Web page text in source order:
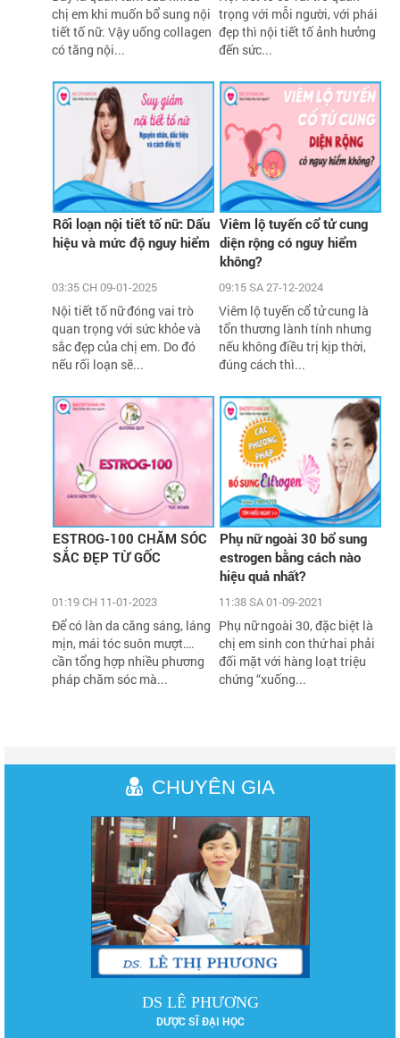
chị em khi muốn bổ sung nội
tiết tố nữ. Vậy uống collagen
có tăng nội...
trọng với mỗi người, với phái
đẹp thì nội tiết tố ảnh hưởng
đến sức...
Rối loạn nội tiết tố nữ: Dấu
hiệu và mức độ nguy hiểm
03:35 CH 09-01-2025
Nội tiết tố nữ đóng vai trò
quan trọng với sức khỏe và
sắc đẹp của chị em. Do đó
nếu rối loạn sẽ...
Viêm lộ tuyến cổ tử cung
diện rộng có nguy hiểm
không?
09:15 SA 27-12-2024
Viêm lộ tuyến cổ tử cung là
tổn thương lành tính nhưng
nếu không điều trị kịp thời,
đúng cách thì...
ESTROG-100 CHĂM SÓC
SẮC ĐẸP TỪ GỐC
01:19 CH 11-01-2023
Để có làn da căng sáng, láng
mịn, mái tóc suôn mượt….
cần tổng hợp nhiều phương
pháp chăm sóc mà...
Phụ nữ ngoài 30 bổ sung
estrogen bằng cách nào
hiệu quả nhất?
11:38 SA 01-09-2021
Phụ nữ ngoài 30, đặc biệt là
chị em sinh con thứ hai phải
đối mặt với hàng loạt triệu
chứng “xuống...
CHUYÊN GIA
DS LÊ PHƯƠNG
DƯỢC SĨ ĐẠI HỌC